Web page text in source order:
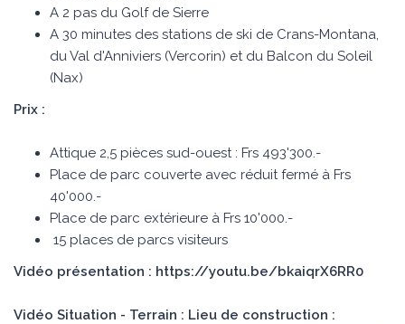
A 2 pas du Golf de Sierre
A 30 minutes des stations de ski de Crans-Montana,
du Val d'Anniviers (Vercorin) et du Balcon du Soleil
(Nax)
Prix :
Attique 2,5 pièces sud-ouest : Frs 493'300.-
Place de parc couverte avec réduit fermé à Frs
40'000.-
Place de parc extérieure à Frs 10'000.-
15 places de parcs visiteurs
Vidéo présentation : https://youtu.be/bkaiqrX6RR0
Vidéo Situation - Terrain : Lieu de construction :